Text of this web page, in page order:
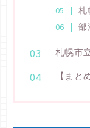
札
部
札幌市
【まと